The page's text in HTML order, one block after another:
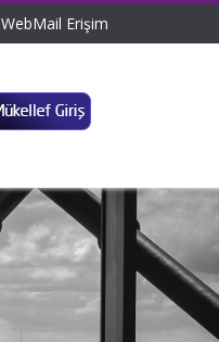
WebMail Erişim